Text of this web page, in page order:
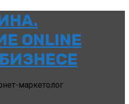
ONLINE
маркетолог